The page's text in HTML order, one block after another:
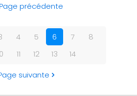
précédente
4 5 6 7
8
11 12 13 14
suivante